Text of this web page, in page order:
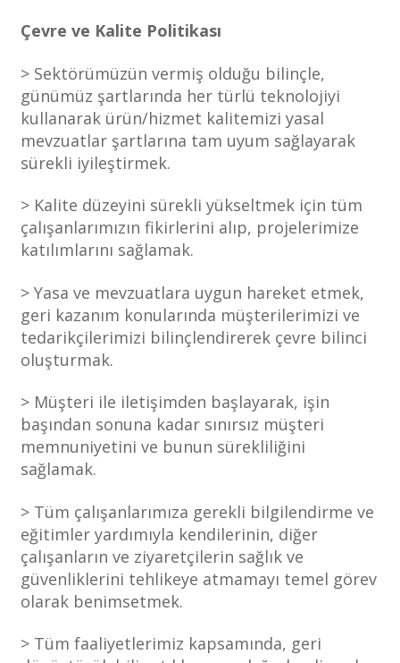
Çevre ve Kalite Politikası
> Sektörümüzün vermiş olduğu bilinçle,
günümüz şartlarında her türlü teknolojiyi
kullanarak ürün/hizmet kalitemizi yasal
mevzuatlar şartlarına tam uyum sağlayarak
sürekli iyileştirmek.
> Kalite düzeyini sürekli yükseltmek için tüm
çalışanlarımızın fikirlerini alıp, projelerimize
katılımlarını sağlamak.
> Yasa ve mevzuatlara uygun hareket etmek,
geri kazanım konularında müşterilerimizi ve
tedarikçilerimizi bilinçlendirerek çevre bilinci
oluşturmak.
> Müşteri ile iletişimden başlayarak, işin
başından sonuna kadar sınırsız müşteri
memnuniyetini ve bunun sürekliliğini
sağlamak.
> Tüm çalışanlarımıza gerekli bilgilendirme ve
eğitimler yardımıyla kendilerinin, diğer
çalışanların ve ziyaretçilerin sağlık ve
güvenliklerini tehlikeye atmamayı temel görev
olarak benimsetmek.
> Tüm faaliyetlerimiz kapsamında, geri